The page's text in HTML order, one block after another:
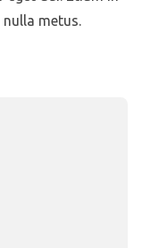
metus.